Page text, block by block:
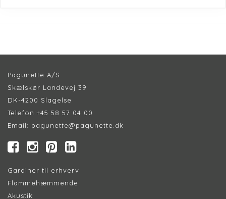
Pagunette A/S
Skælskør Landevej 39
DK-4200 Slagelse
Telefon:+45 58 57 04 00
Email: pagunette@pagunette.dk
Gardiner til erhverv
Flammehæmmende
Akustik